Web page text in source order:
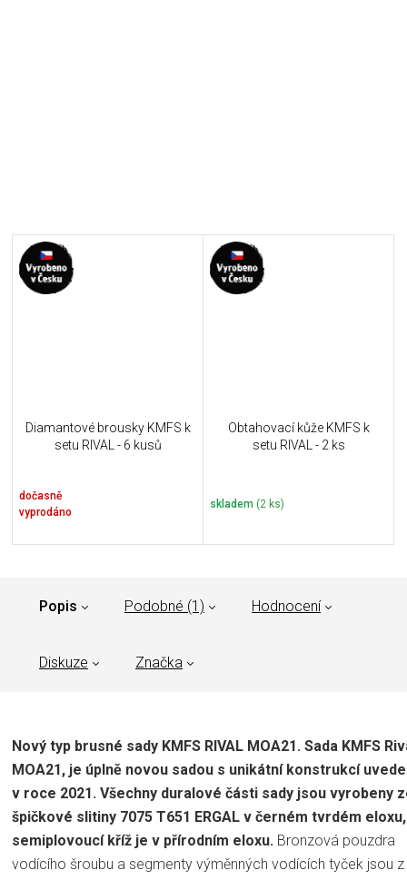
Diamantové brousky KMFS k
setu RIVAL - 6 kusů
dočasně
vyprodáno
Obtahovací kůže KMFS k
setu RIVAL - 2 ks
skladem (2 ks)
Popis Podobné (1) Hodnocení
Diskuze Značka
Nový typ brusné sady KMFS RIVAL MOA21. Sada KMFS
MOA21, je úplně novou sadou s unikátní konstrukcí
v roce 2021. Všechny duralové části sady jsou vyrobeny
špičkové slitiny 7075 T651 ERGAL v černém tvrdém eloxu,
semiplovoucí kříž je v přírodním eloxu. Bronzová pouzdra
vodícího šroubu a segmenty výměnných vodících tyček jsou z